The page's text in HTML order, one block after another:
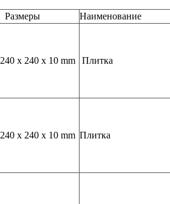
Размеры Наименование
240 x 240 x 10 mm Плитка
240 x 240 x 10 mm Плитка